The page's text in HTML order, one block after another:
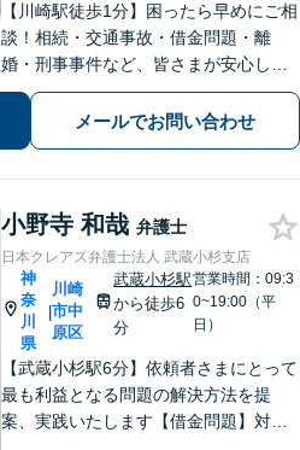
【川崎駅徒歩1分】困ったら早めにご相
談！相続・交通事故・借金問題・離
婚・刑事事件など、皆さまが安心して
暮らせるように問題解決に尽力しま
す。【地元密着】クチコミ・リピータ
ーの方も多数。「こんなことで」と思
メールでお問い合わせ
小野寺 和哉 弁護士
日本クレアス弁護士法人 武蔵小杉支店
神
奈
川
県
|
川崎
市中
原区
武蔵小杉駅
から徒歩6
分
営業時間：09:3
0~19:00（平
日）
【武蔵小杉駅6分】依頼者さまにとって
最も利益となる問題の解決方法を提
案、実践いたします【借金問題】対応